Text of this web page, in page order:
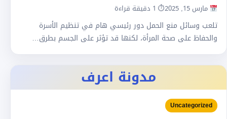
مارس 15, 2025 ⏱ 1 دقيقة قراءة
تلعب وسائل منع الحمل دور رئيسي هام في تنظيم الأسرة
والحفاظ على صحة المرأة، لكنها قد تؤثر على الجسم بطرق…
مدونة اعرف
Uncategorized